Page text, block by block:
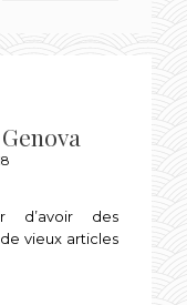
d’avoir des
vieux articles